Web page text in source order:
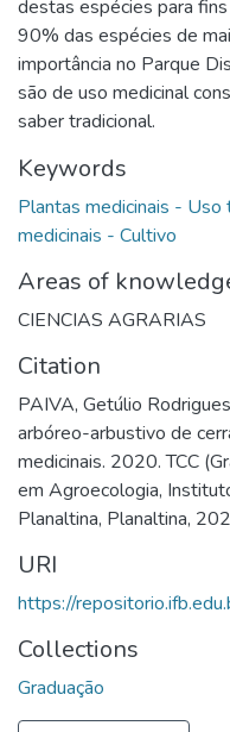
destas espécies para
90% das espécies de
importância no Parque
são de uso medicinal
saber tradicional.
Keywords
Plantas medicinais - Uso
medicinais - Cultivo
Areas of
CIENCIAS AGRARIAS
Citation
PAIVA, Getúlio
arbóreo-arbustivo de
medicinais. 2020. TCC
em Agroecologia,
Planaltina, Planaltina,
URI
https://
Collections
Graduação